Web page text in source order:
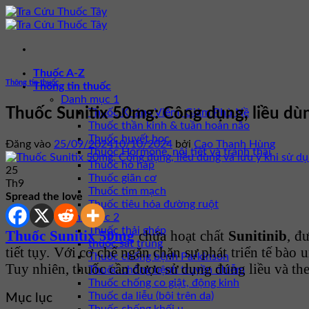
Bỏ
qua
dung
Thuốc A-Z
Thông tin thuốc
Danh mục 1
Thuốc Kháng Viêm, Giảm Phù Nề
Thuốc thần kinh & tuần hoàn não
Thuốc huyết học
Thuốc Hormone, nội tiết và tránh thai
Thuốc hô hấp
Thuốc giãn cơ
Thuốc tim mạch
Thuốc tiêu hóa đường ruột
Danh mục 2
Thuốc thải ghép
thuốc sát trùng
Thuốc chống bệnh Parkinson
Thuốc chống bệnh truyền nhiễm
Thuốc chống co giật, động kinh
Thuốc da liễu (bôi trên da)
Thông tin thuốc
Thuốc Sunitix 50mg: Công dụng, liều
Đăng vào 25/09/202410/10/2024 bởi Cao Thanh Hùng
25
Th9
Spread the love
Thuốc Sunitix 50mgchứa hoạt chất Sunitinib,
tiết tụy. Với cơ chế ngăn chặn sự phát triển tế
Tuy nhiên, thuốc cần được sử dụng đúng liều và
Mục lục